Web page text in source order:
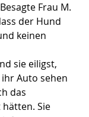
Frau M.
der Hund
keinen
sie eiligst,
Auto sehen
das
hätten. Sie